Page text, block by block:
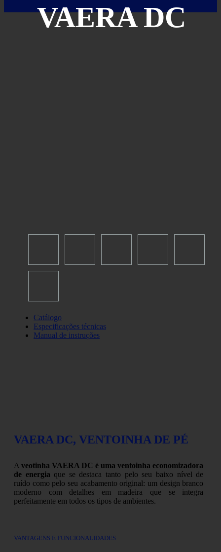
VAERA DC
Catálogo
Especificações técnicas
Manual de instruções
VAERA DC, VENTOINHA DE PÉ
Aveotinha VAERA DC é uma ventoinha economizadora
de energia que se destaca tanto pelo seu baixo nível de
ruído como pelo seu acabamento original: um design branco
moderno com detalhes em madeira que se integra
perfeitamente em todos os tipos de ambientes.
VANTAGENS E FUNCIONALIDADES